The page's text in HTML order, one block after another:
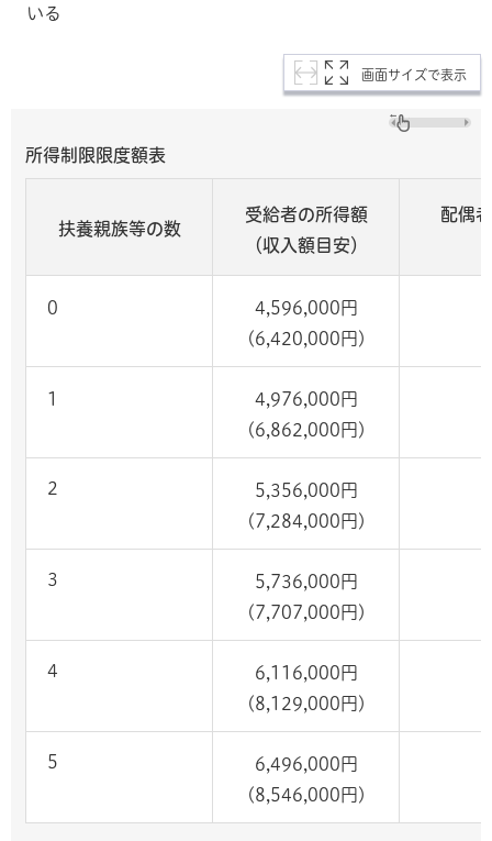
いる
画面サイズで表示
所得制限限度額表
扶養親族等の数
受給者の所得額
（収入額目安）
配偶
0
4,596,000円
(6,420,000円)
1
4,976,000円
(6,862,000円)
2
5,356,000円
(7,284,000円)
3
5,736,000円
(7,707,000円)
4
6,116,000円
(8,129,000円)
5
6,496,000円
(8,546,000円)